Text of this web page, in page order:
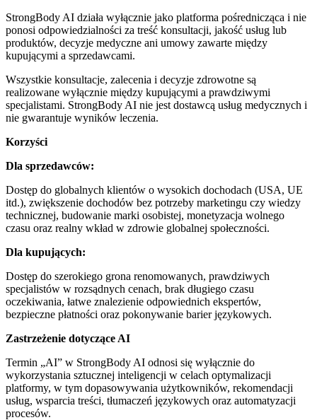
StrongBody AI działa wyłącznie jako platforma pośrednicząca i nie
ponosi odpowiedzialności za treść konsultacji, jakość usług lub
produktów, decyzje medyczne ani umowy zawarte między
kupującymi a sprzedawcami.
Wszystkie konsultacje, zalecenia i decyzje zdrowotne są
realizowane wyłącznie między kupującymi a prawdziwymi
specjalistami. StrongBody AI nie jest dostawcą usług medycznych i
nie gwarantuje wyników leczenia.
Korzyści
Dla sprzedawców:
Dostęp do globalnych klientów o wysokich dochodach (USA, UE
itd.), zwiększenie dochodów bez potrzeby marketingu czy wiedzy
technicznej, budowanie marki osobistej, monetyzacja wolnego
czasu oraz realny wkład w zdrowie globalnej społeczności.
Dla kupujących:
Dostęp do szerokiego grona renomowanych, prawdziwych
specjalistów w rozsądnych cenach, brak długiego czasu
oczekiwania, łatwe znalezienie odpowiednich ekspertów,
bezpieczne płatności oraz pokonywanie barier językowych.
Zastrzeżenie dotyczące AI
Termin „AI” w StrongBody AI odnosi się wyłącznie do
wykorzystania sztucznej inteligencji w celach optymalizacji
platformy, w tym dopasowywania użytkowników, rekomendacji
usług, wsparcia treści, tłumaczeń językowych oraz automatyzacji
procesów.